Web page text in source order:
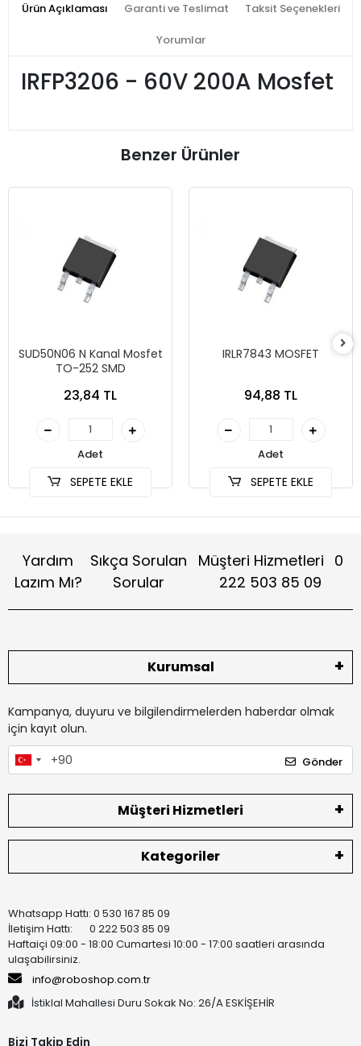
Ürün Açıklaması Garanti ve Teslimat Taksit Seçenekleri
Yorumlar
IRFP3206 - 60V 200A Mosfet
Benzer Ürünler
SUD50N06 N Kanal Mosfet
TO-252 SMD
23,84 TL
Adet
SEPETE EKLE
IRLR7843 MOSFET
94,88 TL
Adet
SEPETE EKLE
Yardım
Lazım Mı?
Sıkça Sorulan
Sorular
Müşteri Hizmetleri 0
222 503 85 09
Kurumsal
Kampanya, duyuru ve bilgilendirmelerden haberdar olmak
için kayıt olun.
Gönder
Müşteri Hizmetleri
Kategoriler
Whatsapp Hattı: 0 530 167 85 09
İletişim Hattı: 0 222 503 85 09
Haftaiçi 09:00 - 18:00 Cumartesi 10:00 - 17:00 saatleri arasında
ulaşabilirsiniz.
info@roboshop.com.tr
İstiklal Mahallesi Duru Sokak No: 26/A ESKİŞEHİR
Bizi Takip Edin